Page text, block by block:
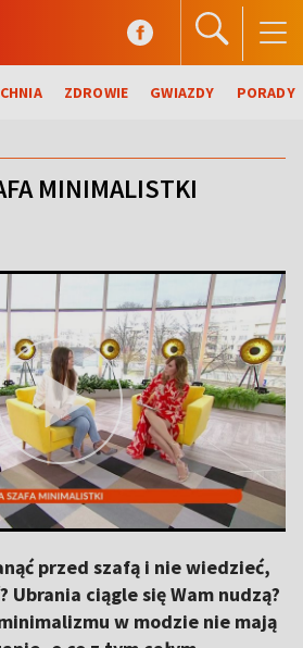
ZDROWIE GWIAZDY PORADY
MINIMALISTKI
przed szafą i nie wiedzieć,
Ubrania ciągle się Wam nudzą?
w modzie nie mają